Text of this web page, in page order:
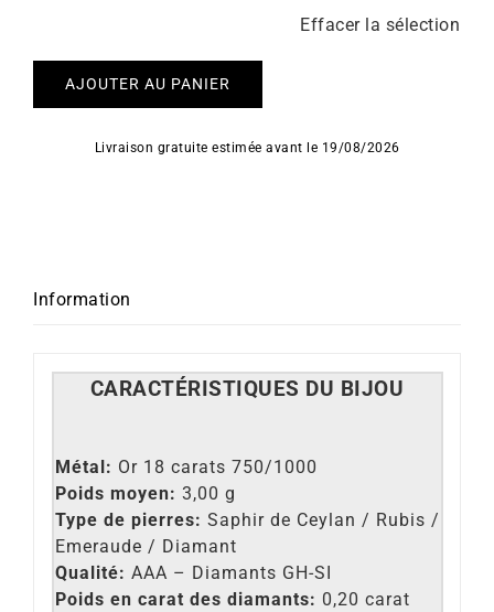
Effacer la sélection
AJOUTER AU PANIER
Livraison gratuite estimée avant le 19/08/2026
Information
CARACTÉRISTIQUES DU BIJOU
Métal: Or 18 carats 750/1000
Poids moyen: 3,00 g
Type de pierres: Saphir de Ceylan / Rubis /
Emeraude / Diamant
Qualité: AAA – Diamants GH-SI
Poids en carat des diamants: 0,20 carat